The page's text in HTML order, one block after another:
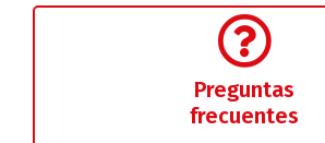
Preguntas
frecuentes